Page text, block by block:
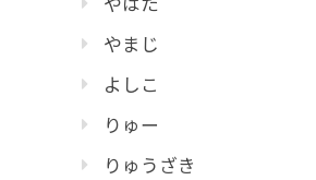
やまじ
よしこ
りゅー
りゅうざき